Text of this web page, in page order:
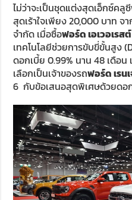
ไม่ว่าจะเป็นชุดแต่งสุดเอ็กซ์คลู
สุดเร้าใจเพียง 20,000 บาท จ
จำกัด เมื่อซื้อฟอร์ด เอเวอเรส
เทคโนโลยีช่วยการขับขี่ขั้นสูง
ดอกเบี้ย 0.99% นาน 48 เดือ
เลือกเป็นเจ้าของรถฟอร์ด เรน
6 กับข้อเสนอสุดพิเศษด้วยดอ